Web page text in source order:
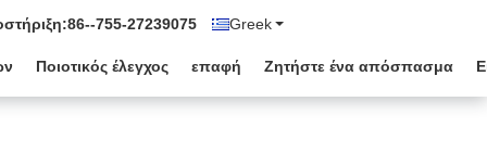
Greek
86--755-27239075
Ποιοτικός έλεγχος επαφή Ζητήστε ένα απόσπασμα